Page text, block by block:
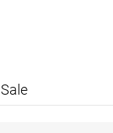
Sale